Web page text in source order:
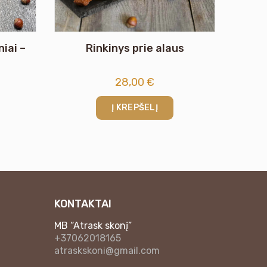
– Rinkinys prie alaus
28,00 €
Į KREPŠELĮ
KONTAKTAI
MB “Atrask skonį”
+37062018165
atraskskoni@gmail.com